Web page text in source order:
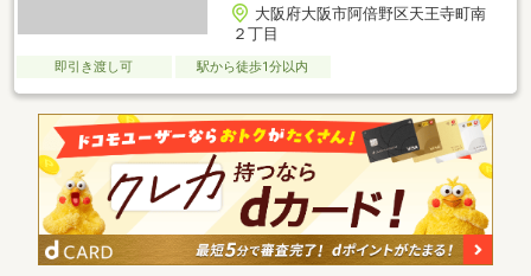
大阪府大阪市阿倍野区天王寺町南
２丁目
即引き渡し可 駅から徒歩1分以内